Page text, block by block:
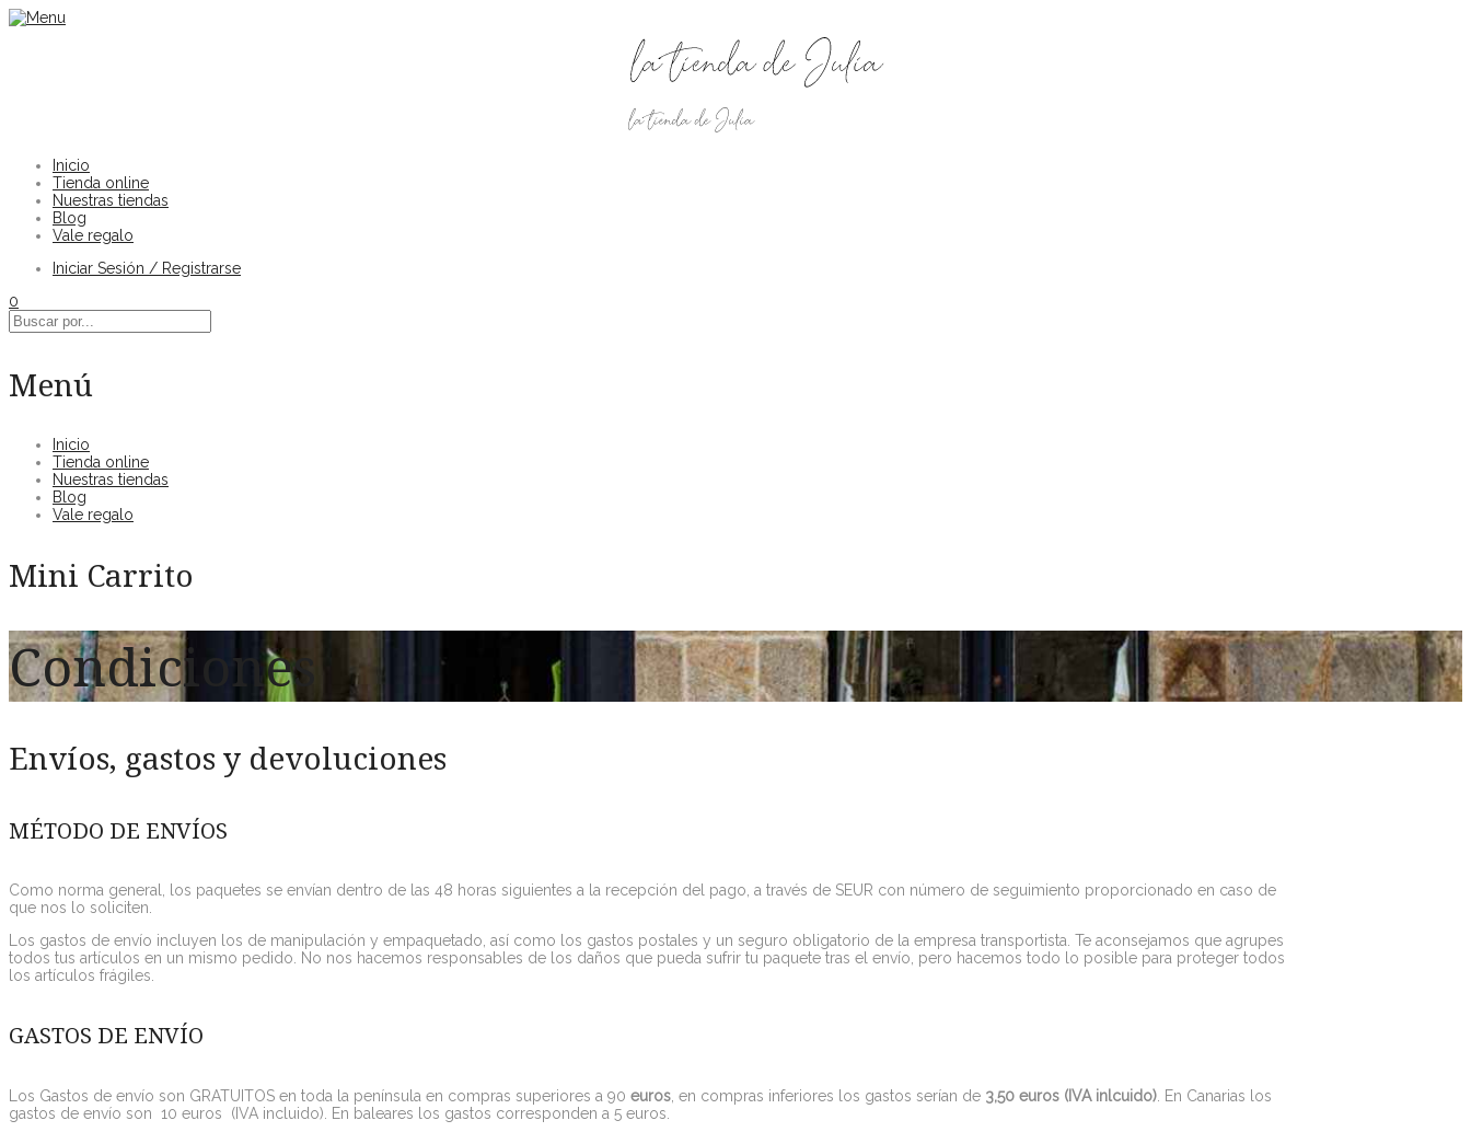
Inicio
Tienda online
Nuestras tiendas
Blog
Vale regalo
Iniciar Sesión / Registrarse
0
Menú
Inicio
Tienda online
Nuestras tiendas
Blog
Vale regalo
Mini Carrito
Condiciones
Envíos, gastos y devoluciones
MÉTODO DE ENVÍOS
Como norma general, los paquetes se envían dentro de las 48 horas siguientes a la recepción del pago, a través de SEUR con número de seguimiento proporcionado en caso de
que nos lo soliciten.
Los gastos de envío incluyen los de manipulación y empaquetado, así como los gastos postales y un seguro obligatorio de la empresa transportista. Te aconsejamos que agrupes
todos tus artículos en un mismo pedido. No nos hacemos responsables de los daños que pueda sufrir tu paquete tras el envío, pero hacemos todo lo posible para proteger todos
los artículos frágiles.
GASTOS DE ENVÍO
Los Gastos de envío son GRATUITOS en toda la península en compras superiores a 90 euros , en compras inferiores los gastos serían de 3,50 euros (IVA inlcuido) . En Canarias los
gastos de envío son 10 euros (IVA incluido). En baleares los gastos corresponden a 5 euros.